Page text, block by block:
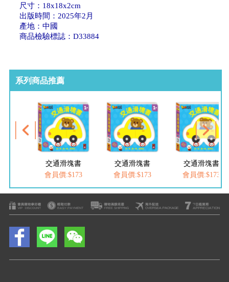
尺寸：18x18x2cm
出版時間：2025年2月
產地：中國
商品檢驗標誌：D33884
系列商品推薦
交通滑塊書
會員價:$173
交通滑塊書
會員價:$173
交通滑塊書
會員價:$173